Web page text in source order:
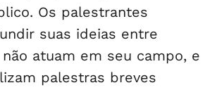
Os palestrantes
suas ideias entre
atuam em seu campo, e
palestras breves